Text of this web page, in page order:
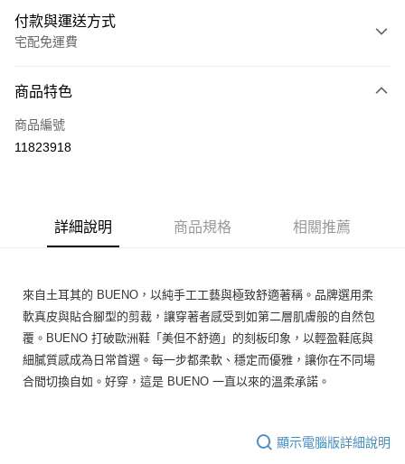
付款與運送方式
宅配免運費
信用卡一次付款
Apple Pay
ATM付款
宅配
免運費
商品特色
商品編號
11823918
詳細說明 商品規格 相關推薦
來自土耳其的 BUENO，以純手工工藝與極致舒適著稱。品牌選用柔
軟真皮與貼合腳型的剪裁，讓穿著者感受到如第二層肌膚般的自然包
覆。BUENO 打破歐洲鞋「美但不舒適」的刻板印象，以輕盈鞋底與
細膩質感成為日常首選。每一步都柔軟、穩定而優雅，讓你在不同場
合間切換自如。好穿，這是 BUENO 一直以來的溫柔承諾。
顯示電腦版詳細說明